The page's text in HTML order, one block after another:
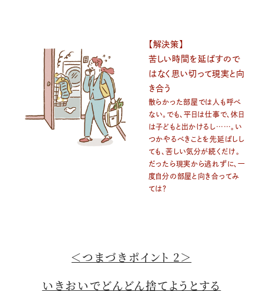
【解決策】
苦しい時間を延ばすので
はなく思い切って現実と向
き合う
散らかった部屋では人も呼べ
ない。でも、平日は仕事で、休日
は子どもと出かけるし……。い
つかやるべきことを先延ばしし
ても、苦しい気分が続くだけ。
だったら現実から逃れずに、一
度自分の部屋と向き合ってみ
ては？
＜つまづきポイント 2＞
いきおいでどんどん捨てようとする